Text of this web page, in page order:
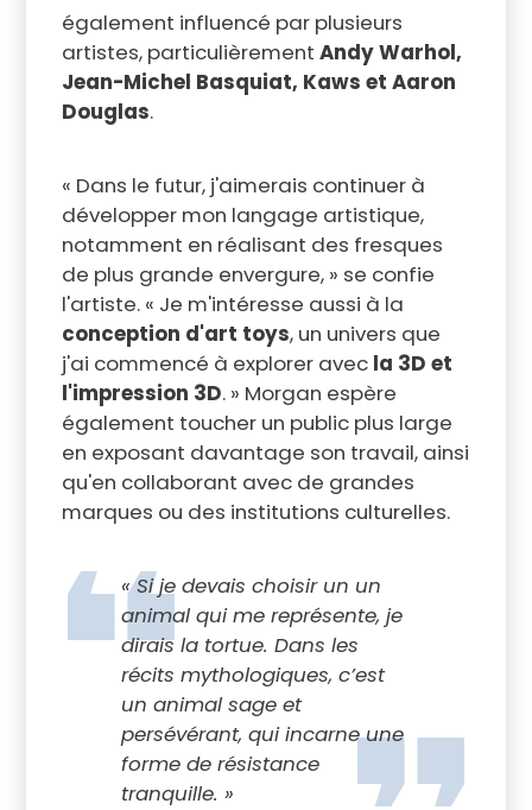
également influencé par plusieurs
artistes, particulièrement Andy Warhol,
Jean-Michel Basquiat, Kaws et Aaron
Douglas.
« Dans le futur, j'aimerais continuer à
développer mon langage artistique,
notamment en réalisant des fresques
de plus grande envergure, » se confie
l'artiste. « Je m'intéresse aussi à la
conception d'art toys, un univers que
j'ai commencé à explorer avec la 3D et
l'impression 3D. » Morgan espère
également toucher un public plus large
en exposant davantage son travail, ainsi
qu'en collaborant avec de grandes
marques ou des institutions culturelles.
« Si je devais choisir un un
animal qui me représente, je
dirais la tortue. Dans les
récits mythologiques, c’est
un animal sage et
persévérant, qui incarne une
forme de résistance
tranquille. »